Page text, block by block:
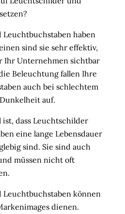
haben
sind sie sehr effektiv,
Ihr Unternehmen sichtbar
Beleuchtung fallen Ihre
auch bei schlechtem
auf.
dass Leuchtschilder
eine lange Lebensdauer
sind. Sie sind auch
müssen nicht oft
können
dienen.